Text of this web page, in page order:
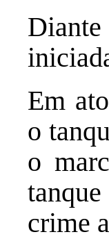
Em
o
o
crime